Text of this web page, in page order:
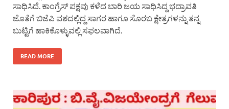
ಸಾಧಿಸಿದೆ. ಕಾಂಗ್ರೆಸ್ ಪಕ್ಷವು ಕಳೆದ ಬಾರಿ ಜಯ ಸಾಧಿಸಿದ್ದ ಭದ್ರಾವತಿ
ಜೊತೆಗೆ ಬಿಜೆಪಿ ವಶದಲ್ಲಿದ್ದ ಸಾಗರ ಹಾಗೂ ಸೊರಬ ಕ್ಷೇತ್ರಗಳನ್ನು ತನ್ನ
ಬುಟ್ಟಿಗೆ ಹಾಕಿಕೊಳ್ಳುವಲ್ಲಿ ಸಫಲವಾಗಿದೆ.
READ MORE